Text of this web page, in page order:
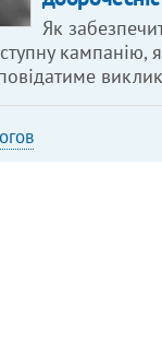
Як
кампанію,